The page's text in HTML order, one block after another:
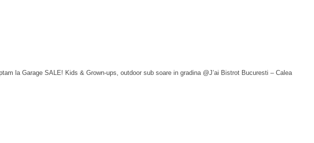
la Garage SALE! Kids & Grown-ups, outdoor sub soare in gradina @J’ai Bistrot Bucuresti – Calea